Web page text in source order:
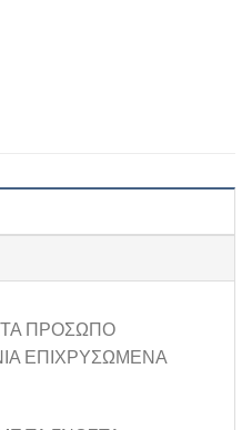
ΠΡΟΣΩΠΟ
ΕΠΙΧΡΥΣΩΜΕΝΑ